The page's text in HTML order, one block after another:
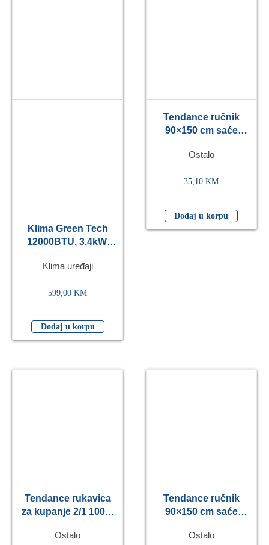
Klima Green Tech
12000BTU, 3.4kW,
53°C, WiFi, bijela
Klima uređaji
599,00KM
Dodaj u korpu
Tendance ručnik
90×150 cm saće
Ostalo
35,10KM
Dodaj u korpu
Tendance rukavica
za kupanje 2/1 100%
Ostalo
Tendance ručnik
90×150 cm saće
Ostalo